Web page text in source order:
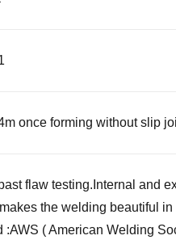
once forming without slip
flaw testing.Internal and
the welding beautiful
:AWS ( American Welding